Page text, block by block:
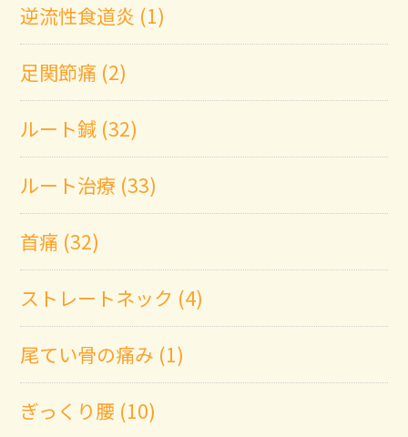
逆流性食道炎 (1)
足関節痛 (2)
ルート鍼 (32)
ルート治療 (33)
首痛 (32)
ストレートネック (4)
尾てい骨の痛み (1)
ぎっくり腰 (10)